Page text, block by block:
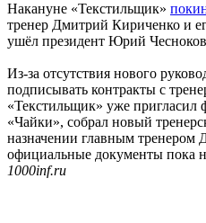
Накануне «Текстильщик»
тренер Дмитрий Кириченко и
ушёл президент Юрий
Из-за отсутствия нового
подписывать контракты с
«Текстильщик» уже пригласил
«Чайки», собрал новый
назначении главным тренером
официальные документы пока
1000inf.ru